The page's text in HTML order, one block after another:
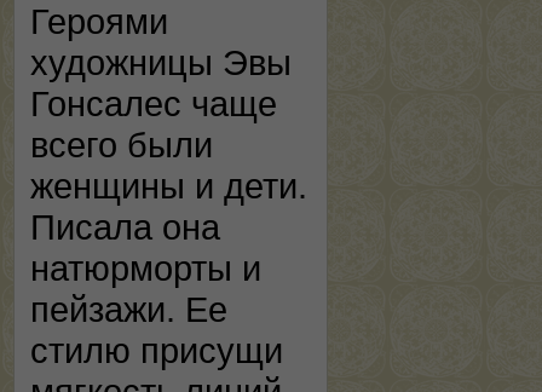
Героями
художницы Эвы
Гонсалес чаще
всего были
женщины и дети.
Писала она
натюрморты и
пейзажи. Ее
стилю присущи